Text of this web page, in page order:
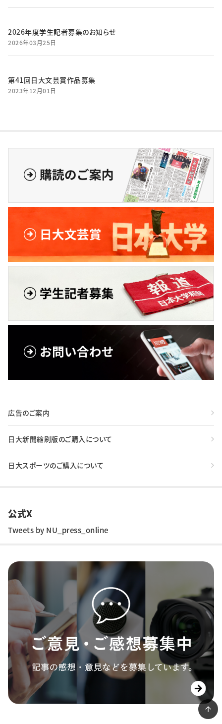
2026年度学生記者募集のお知らせ
2026年03月25日
第41回日大文芸賞作品募集
2023年12月01日
広告のご案内
日大新聞縮刷版のご購入について
日大スポーツのご購入について
公式X
Tweets by NU_press_online